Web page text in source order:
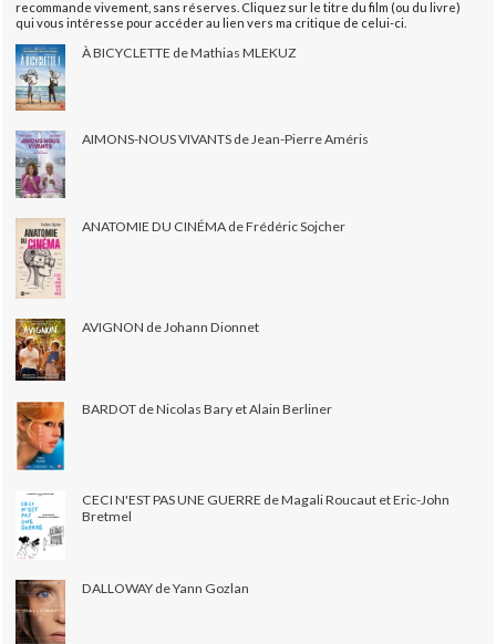
recommande vivement, sans réserves. Cliquez sur le titre du film (ou du livre)
qui vous intéresse pour accéder au lien vers ma critique de celui-ci.
À BICYCLETTE de Mathias MLEKUZ
AIMONS-NOUS VIVANTS de Jean-Pierre Améris
ANATOMIE DU CINÉMA de Frédéric Sojcher
AVIGNON de Johann Dionnet
BARDOT de Nicolas Bary et Alain Berliner
CECI N'EST PAS UNE GUERRE de Magali Roucaut et Eric-John
Bretmel
DALLOWAY de Yann Gozlan